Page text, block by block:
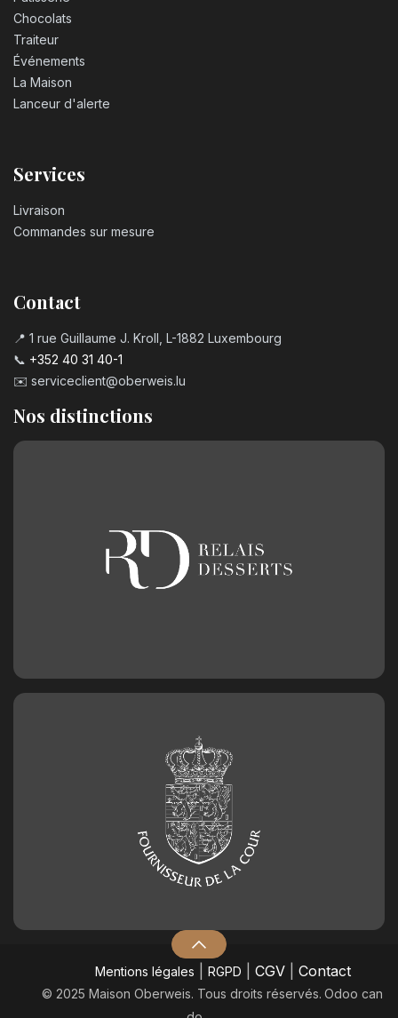
Chocolats
Traiteur
Événements
La Maison
Lanceur d'alerte
Services
Livraison
Commandes sur mesure
Contact
📍 1 rue Guillaume J. Kroll, L-1882 Luxembourg
📞 +352 40 31 40-1
✉️ serviceclient@oberweis.lu
Nos distinctions
Mentions légales RGPD CGV| Contact
© 2025 Maison Oberweis. Tous droits réservés. ​Odoo can